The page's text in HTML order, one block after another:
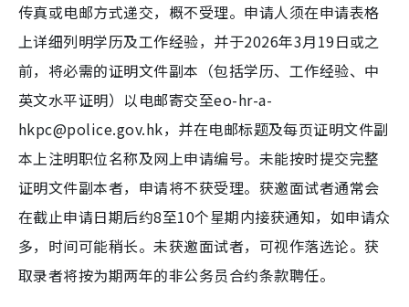
传真或电邮方式递交，概不受理。申请人须在申请表格
上详细列明学历及工作经验，并于2026年3月19日或之
前，将必需的证明文件副本（包括学历、工作经验、中
英文水平证明）以电邮寄交至eo-hr-a-
hkpc@police.gov.hk，并在电邮标题及每页证明文件副
本上注明职位名称及网上申请编号。未能按时提交完整
证明文件副本者，申请将不获受理。获邀面试者通常会
在截止申请日期后约8至10个星期内接获通知，如申请众
多，时间可能稍长。未获邀面试者，可视作落选论。获
取录者将按为期两年的非公务员合约条款聘任。